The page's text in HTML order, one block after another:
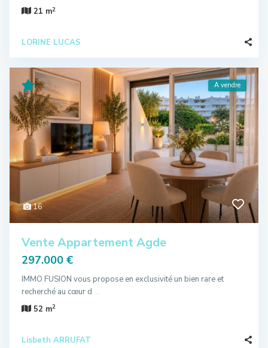
21 m2
LORINE LUCAS
16
A vendre
Vente Appartement Agde
297.000 €
IMMO FUSION vous propose en exclusivité un bien rare et
recherché au cœur d ...
52 m2
Lisbeth ARRUFAT